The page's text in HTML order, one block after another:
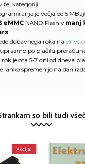
tej kategoriji.
je večja od 5
eMMC NAND Flash v manj
dobavnega roka na
samo po plačilu
je cca 5-7 dni od dneva
lahko spremenijo na dan
so bili tudi všeč
Akcija!